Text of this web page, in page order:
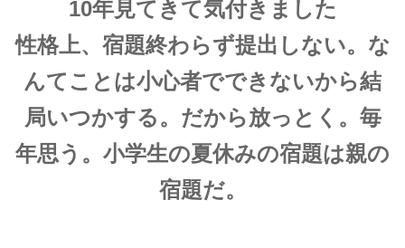
10年見てきて気付きました
性格上、宿題終わらず提出しない。な
んてことは小心者でできないから結
局いつかする。だから放っとく。毎
年思う。小学生の夏休みの宿題は親の
宿題だ。